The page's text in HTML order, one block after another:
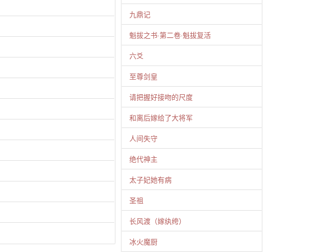
九鼎记
魁拔之书·第二卷·魁拔复活
六爻
至尊剑皇
请把握好接吻的尺度
和离后嫁给了大将军
人间失守
绝代神主
太子妃她有病
圣祖
长风渡（嫁纨绔）
冰火魔厨